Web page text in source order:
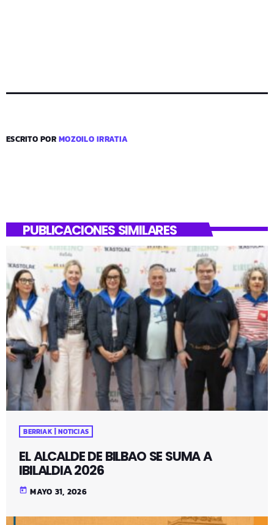
ESCRITO PORMOZOILO IRRATIA
PUBLICACIONES SIMILARES
BERRIAK | NOTICIAS
EL ALCALDE DE BILBAO SE SUMA A
IBILALDIA 2026
today MAYO 31, 2026